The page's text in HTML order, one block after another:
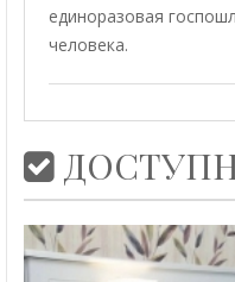
единоразовая
человека.